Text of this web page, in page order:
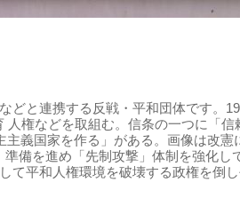
と連携する反戦・平和団体です。
権などを取組む。信条の一つに「信
義国家を作る」がある。画像は改憲
備を進め「先制攻撃」体制を強化し
て平和人権環境を破壊する政権を倒